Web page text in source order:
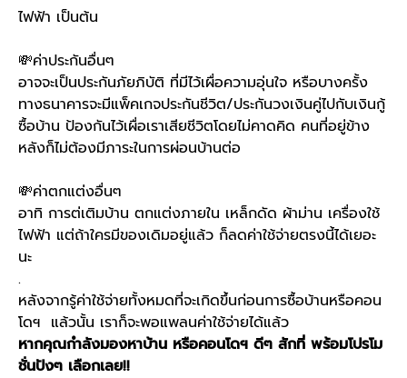
ไฟฟ้า เป็นต้น
💸ค่าประกันอื่นๆ
อาจจะเป็นประกันภัยภิบัติ ที่มีไว้เผื่อความอุ่นใจ หรือบางครั้ง
ทางธนาคารจะมีแพ็คเกจประกันชีวิต/ประกันวงเงินคู่ไปกับเงินกู้
ซื้อบ้าน ป้องกันไว้เผื่อเราเสียชีวิตโดยไม่คาดคิด คนที่อยู่ข้าง
หลังก็ไม่ต้องมีภาระในการผ่อนบ้านต่อ
💸ค่าตกแต่งอื่นๆ
อาทิ การต่เติมบ้าน ตกแต่งภายใน เหล็กดัด ผ้าม่าน เครื่องใช้
ไฟฟ้า แต่ถ้าใครมีของเดิมอยู่แล้ว ก็ลดค่าใช้จ่ายตรงนี้ได้เยอะ
นะ
.
หลังจากรู้ค่าใช้จ่ายทั้งหมดที่จะเกิดขึ้นก่อนการซื้อบ้านหรือคอน
โดฯ แล้วนั้น เราก็จะพอแพลนค่าใช้จ่ายได้แล้ว
หากคุณกำลังมองหาบ้าน หรือคอนโดฯ ดีๆ สักที่ พร้อมโปรโม
ชั่นปังๆ เลือกเลย!!